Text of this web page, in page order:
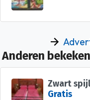
Anderen bekeken
Zwart
Gratis